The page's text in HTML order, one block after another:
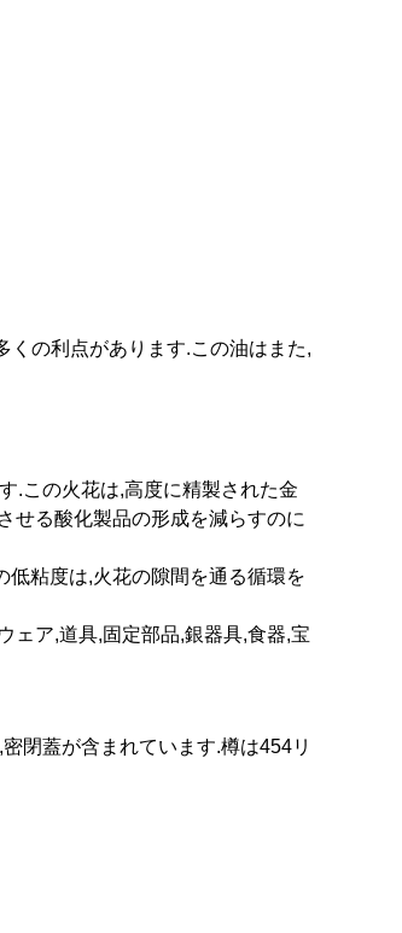
くの利点があります.この油はまた,
.この火花は,高度に精製された金
せる酸化製品の形成を減らすのに
低粘度は,火花の隙間を通る循環を
ェア,道具,固定部品,銀器具,食器,宝
閉蓋が含まれています.樽は454リ